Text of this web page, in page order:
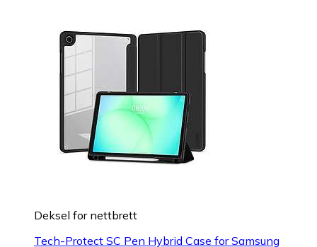
Deksel for nettbrett
Tech-Protect SC Pen Hybrid Case for Samsung